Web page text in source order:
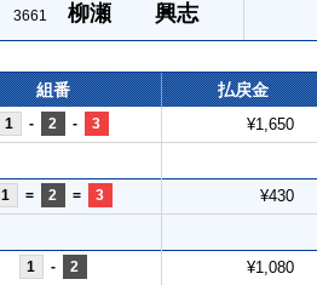
3661 柳瀬 興志
組番 払戻金
1 - 2 - 3 ¥1,650
1 = 2 = 3 ¥430
1 - 2 ¥1,080